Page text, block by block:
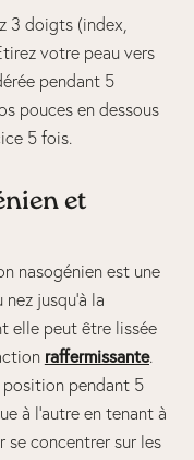
3 doigts (index,
votre peau vers
pendant 5
pouces en dessous
5 fois.
et
nasogénien est une
jusqu’à la
elle peut être lissée
raffermissante.
position pendant 5
à l’autre en tenant à
se concentrer sur les